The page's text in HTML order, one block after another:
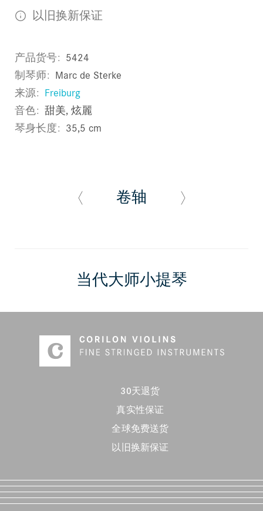
以旧换新保证
产品货号 5424
制琴师 Marc de Sterke
来源 Freiburg
音色 甜美, 炫麗
琴身长度 35,5 cm
卷轴
当代大师小提琴
30天退货
真实性保证
全球免费送货
以旧换新保证